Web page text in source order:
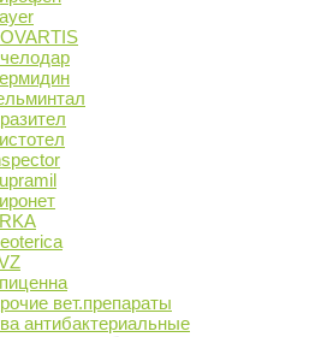
вет.препараты
антибактериальные